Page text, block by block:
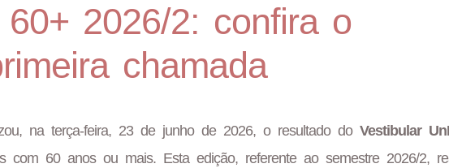
2026/2: confira o
chamada
na terça-feira, 23 de junho de 2026, o resultado do Vestibular
com 60 anos ou mais. Esta edição, referente ao semestre 2026/2,